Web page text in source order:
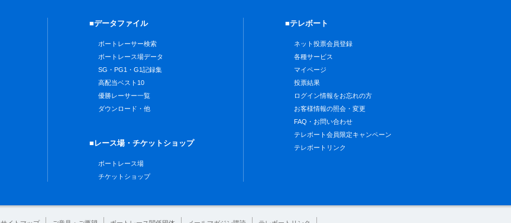
■データファイル
ボートレーサー検索
ボートレース場データ
SG・PG1・G1記録集
高配当ベスト10
優勝レーサー一覧
ダウンロード・他
■レース場・チケットショップ
ボートレース場
チケットショップ
■テレボート
ネット投票会員登録
各種サービス
マイページ
投票結果
ログイン情報をお忘れの方
お客様情報の照会・変更
FAQ・お問い合わせ
テレボート会員限定キャンペーン
テレボートリンク